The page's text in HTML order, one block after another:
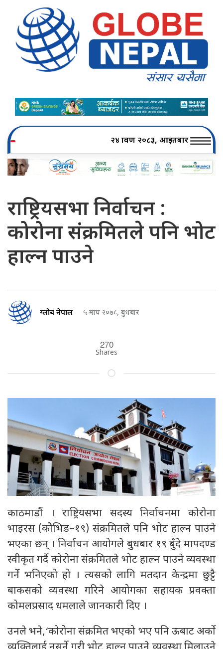
२४ श्रावण २०८३, आइतबार
राष्ट्रियसभा निर्वाचन :
कोरोना संक्रमितले पनि भोट
हाल्न पाउने
ग्लोब नेपाल ५ माघ २०७८, बुधबार
270
Shares
काठमाडौं । राष्ट्रियसभा सदस्य निर्वाचनमा कोरोना
भाइरस (कोेभिड–१९) संक्रमितले पनि भोट हाल्न पाउने
भएका छन् । निर्वाचन आयोगले बुधबार १९ बुँदे मापदण्ड
स्वीकृत गर्दै कोरोना संक्रमितले भोट हाल्न पाउने व्यवस्था
गर्ने भनिएको हो । त्यसको लागि मतदान केन्द्रमा छुट्टै
बाकसको व्यवस्था गरिने आयोगका सहायक प्रवक्ता
कोमलप्रसाद धमलाले जानकारी दिए ।
उनले भने,‘कोरोना संक्रमित भएको भए पनि ऊबाट अर्को